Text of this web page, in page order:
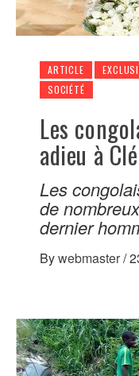
ARTICLE
SOCIÉTÉ
Les
adieu à
Les
de
dernier
Bywebmaster/